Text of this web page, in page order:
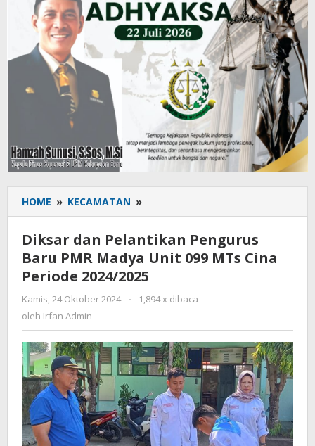
HOME » KECAMATAN »
dan
Pelantikan
Pengurus
Baru
PMR
Unit
MTs
Cina
Periode
2024/2025
Diksar dan Pelantikan Pengurus
Baru PMR Madya Unit 099 MTs Cina
Periode 2024/2025
Kamis, 24 Oktober 2024
oleh
-
1,894 x dibaca
oleh Irfan Admin